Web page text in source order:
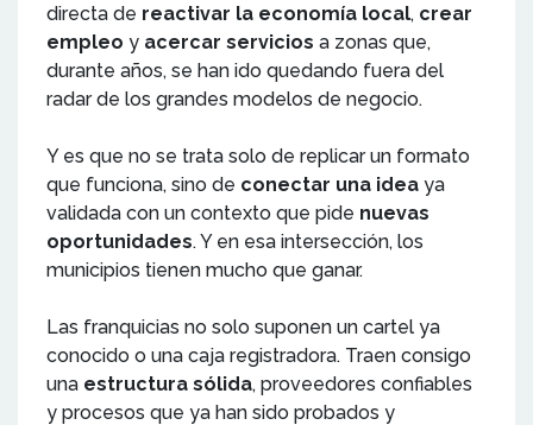
directa de reactivar la economía local, crear
empleo y acercar servicios a zonas que,
durante años, se han ido quedando fuera del
radar de los grandes modelos de negocio.
Y es que no se trata solo de replicar un formato
que funciona, sino de conectar una idea ya
validada con un contexto que pide nuevas
oportunidades. Y en esa intersección, los
municipios tienen mucho que ganar.
Las franquicias no solo suponen un cartel ya
conocido o una caja registradora. Traen consigo
una estructura sólida, proveedores confiables
y procesos que ya han sido probados y